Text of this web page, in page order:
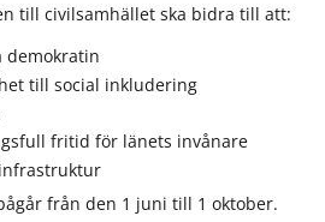
till civilsamhället ska bidra till att:
demokratin
till social inkludering
fritid för länets invånare
från den 1 juni till 1 oktober.